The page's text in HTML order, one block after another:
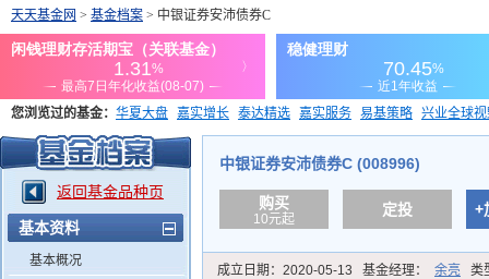
天天基金网 > 基金档案 > 中银证券安沛债券C
您浏览过的基金： 华夏大盘 嘉实增长 泰达精选 嘉实服务 易基策略 兴业全球
添富优势 华安宏利 上证180价值ETF
返回基金品种页
基本资料
基本概况
中银证券安沛债券C (008996)
购买
10元起
定投 +
成立日期： 2020-05-13 基金经理： 余亮 类